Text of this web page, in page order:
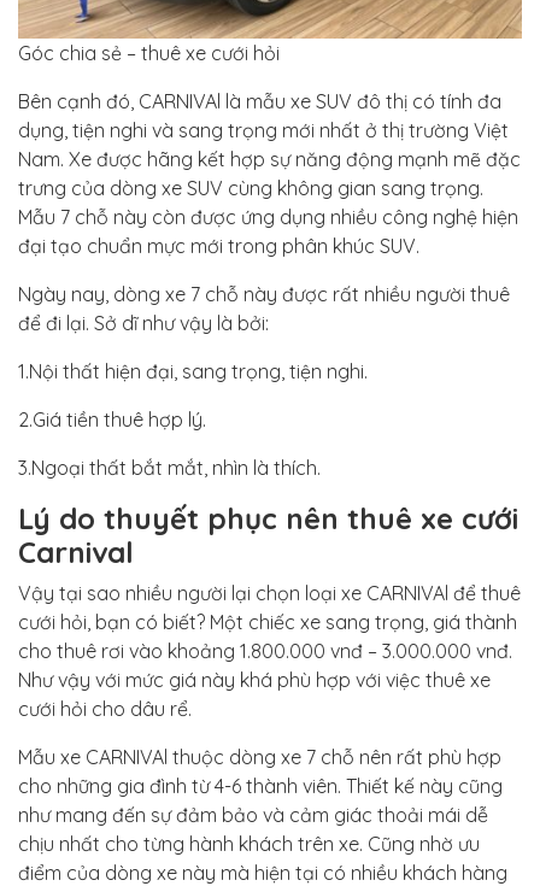
Góc chia sẻ – thuê xe cưới hỏi
Bên cạnh đó, CARNIVAl là mẫu xe SUV đô thị có tính đa
dụng, tiện nghi và sang trọng mới nhất ở thị trường Việt
Nam. Xe được hãng kết hợp sự năng động mạnh mẽ đặc
trưng của dòng xe SUV cùng không gian sang trọng.
Mẫu 7 chỗ này còn được ứng dụng nhiều công nghệ hiện
đại tạo chuẩn mực mới trong phân khúc SUV.
Ngày nay, dòng xe 7 chỗ này được rất nhiều người thuê
để đi lại. Sở dĩ như vậy là bởi:
1.Nội thất hiện đại, sang trọng, tiện nghi.
2.Giá tiền thuê hợp lý.
3.Ngoại thất bắt mắt, nhìn là thích.
Lý do thuyết phục nên thuê xe cưới
Carnival
Vậy tại sao nhiều người lại chọn loại xe CARNIVAl để thuê
cưới hỏi, bạn có biết? Một chiếc xe sang trọng, giá thành
cho thuê rơi vào khoảng 1.800.000 vnđ – 3.000.000 vnđ.
Như vậy với mức giá này khá phù hợp với việc thuê xe
cưới hỏi cho dâu rể.
Mẫu xe CARNIVAl thuộc dòng xe 7 chỗ nên rất phù hợp
cho những gia đình từ 4-6 thành viên. Thiết kế này cũng
như mang đến sự đảm bảo và cảm giác thoải mái dễ
chịu nhất cho từng hành khách trên xe. Cũng nhờ ưu
điểm của dòng xe này mà hiện tại có nhiều khách hàng